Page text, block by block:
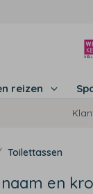
reizen
Toilettassen
en